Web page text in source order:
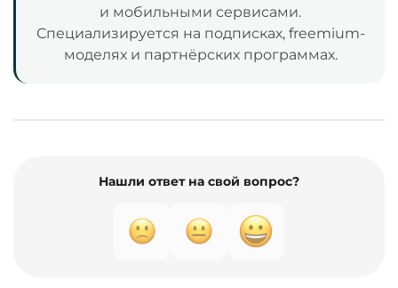
и мобильными сервисами.
Специализируется на подписках, freemium-
моделях и партнёрских программах.
Нашли ответ на свой вопрос?